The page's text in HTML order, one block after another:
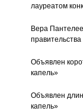
лауреатом
Вера
Объявлен
капель»
Объявлен
капель»